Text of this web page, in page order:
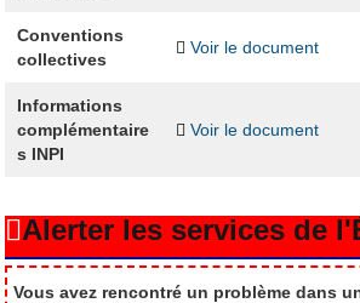
Conventions
collectives
Voir le document
Informations
complémentaire
s INPI
Voir le document
Alerter les services de
Vous avez rencontré un problème dans